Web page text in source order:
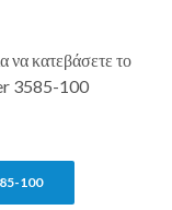
να κατεβάσετε το
3585-100
100